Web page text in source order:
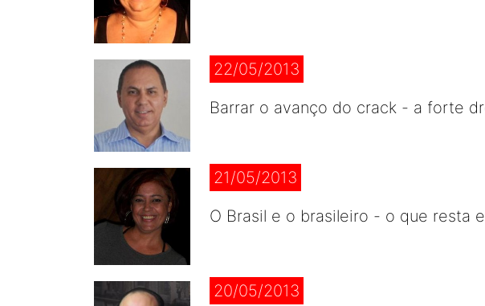
22/05/2013
Barrar o avanço do crack - a forte
21/05/2013
O Brasil e o brasileiro - o que resta
20/05/2013